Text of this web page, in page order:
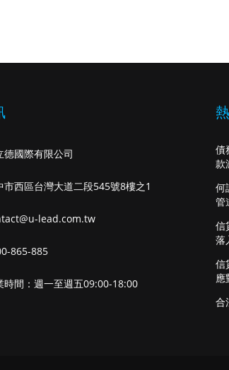
德國際有限公司
市西區台灣大道二段545號8樓之1
lead.com.tw
865-885
時間：週一至週五09:00-18:00
債
款
何
管
信
落
信
應
合